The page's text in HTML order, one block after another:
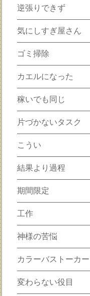
逆張りできず
気にしすぎ屋さん
ゴミ掃除
カエルになった
稼いでも同じ
片づかないタスク
こうい
結果より過程
期間限定
工作
神様の苦悩
カラーバストーカー
変わらない役目